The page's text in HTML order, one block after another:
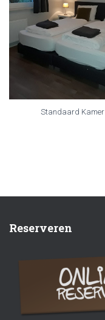
Standaard Kamer
Reserveren